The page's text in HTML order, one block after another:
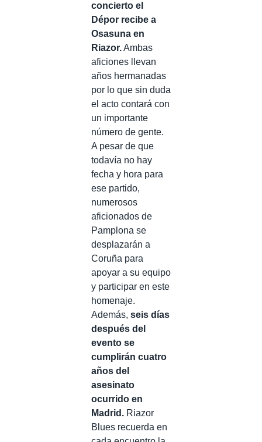
concierto el
Dépor recibe a
Osasuna en
Riazor.Ambas
aficiones llevan
años hermanadas
por lo que sin duda
el acto contará con
un importante
número de gente.
A pesar de que
todavía no hay
fecha y hora para
ese partido,
numerosos
aficionados de
Pamplona se
desplazarán a
Coruña para
apoyar a su equipo
y participar en este
homenaje.
Además, seis días
después del
evento se
cumplirán cuatro
años del
asesinato
ocurrido en
Madrid. Riazor
Blues recuerda en